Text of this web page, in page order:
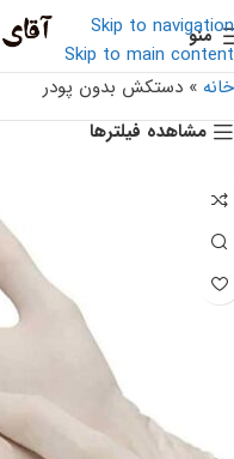
Skip to navigation
Skip to main content
منو
خانه » دستکش بدون پودر
مشاهده فیلترها